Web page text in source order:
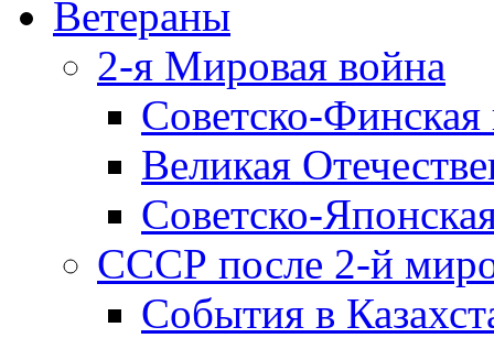
Ветераны
2-я Мировая война
Советско-
Великая
Советско-
СССР после 2-й
События в